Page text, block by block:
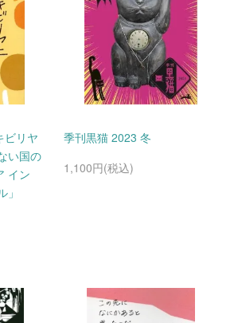
ビリヤ
い国の
イン
季刊黒猫 2023 冬
1,100円(税込)